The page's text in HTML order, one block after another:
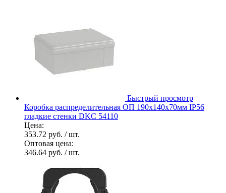
Быстрый просмотр
Коробка распределительная ОП 190х140х70мм IP56
гладкие стенки DKC 54110
Цена:
353.72 руб. / шт.
Оптовая цена:
346.64 руб. / шт.